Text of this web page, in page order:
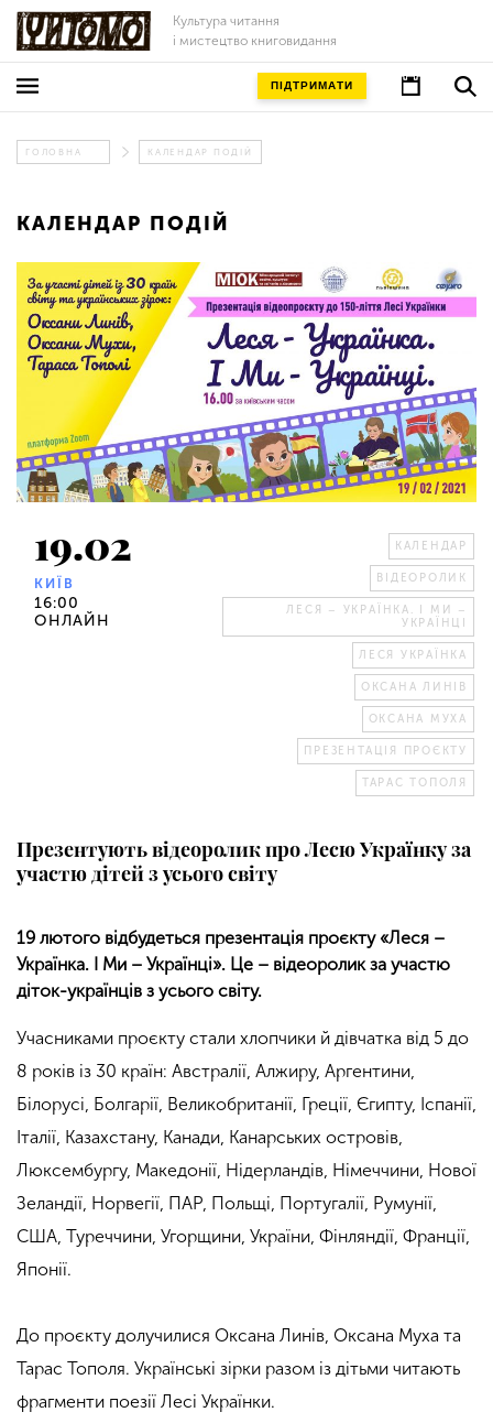
Культура читання
і мистецтво книговидання
ПІДТРИМАТИ
ГОЛОВНА КАЛЕНДАР ПОДІЙ
КАЛЕНДАР ПОДІЙ
19.02
КИЇВ
16:00
ОНЛАЙН
КАЛЕНДАР
ВІДЕОРОЛИК
ЛЕСЯ – УКРАЇНКА. І МИ –
УКРАЇНЦІ
ЛЕСЯ УКРАЇНКА
ОКСАНА ЛИНІВ
ОКСАНА МУХА
ПРЕЗЕНТАЦІЯ ПРОЄКТУ
ТАРАС ТОПОЛЯ
Презентують відеоролик про Лесю Українку за
участю дітей з усього світу
19 лютого відбудеться презентація проєкту «Леся –
Українка. І Ми – Українці». Це – відеоролик за участю
діток-українців з усього світу.
Учасниками проєкту стали хлопчики й дівчатка від 5 до
8 років із 30 країн: Австралії, Алжиру, Аргентини,
Білорусі, Болгарії, Великобританії, Греції, Єгипту, Іспанії,
Італії, Казахстану, Канади, Канарських островів,
Люксембургу, Македонії, Нідерландів, Німеччини, Нової
Зеландії, Норвегії, ПАР, Польщі, Португалії, Румунії,
США, Туреччини, Угорщини, України, Фінляндії, Франції,
Японії.
До проєкту долучилися Оксана Линів, Оксана Муха та
Тарас Тополя. Українські зірки разом із дітьми читають
фрагменти поезії Лесі Українки.